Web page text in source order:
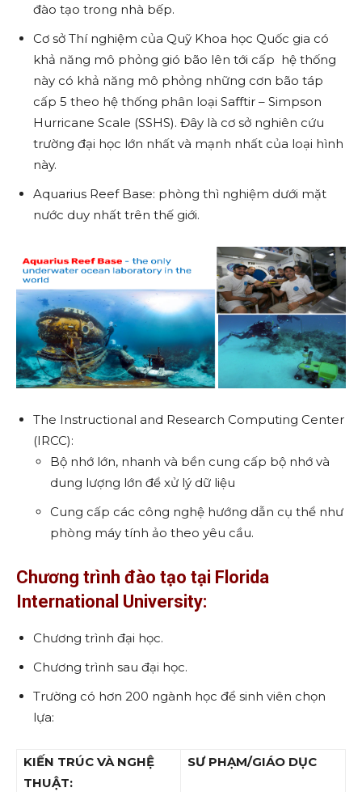
đào tạo trong nhà bếp.
Cơ sở Thí nghiệm của Quỹ Khoa học Quốc gia có
khả năng mô phỏng gió bão lên tới cấp hệ thống
này có khả năng mô phỏng những cơn bão táp
cấp 5 theo hệ thống phân loại Safftir – Simpson
Hurricane Scale (SSHS). Đây là cơ sở nghiên cứu
trường đại học lớn nhất và mạnh nhất của loại hình
này.
Aquarius Reef Base: phòng thì nghiệm dưới mặt
nước duy nhất trên thế giới.
The Instructional and Research Computing Center
(IRCC):
Bộ nhớ lớn, nhanh và bền cung cấp bộ nhớ và
dung lượng lớn để xử lý dữ liệu
Cung cấp các công nghệ hướng dẫn cụ thể như
phòng máy tính ảo theo yêu cầu.
Chương trình đào tạo tại Florida
International University:
Chương trình đại học.
Chương trình sau đại học.
Trường có hơn 200 ngành học để sinh viên chọn
lựa:
KIẾN TRÚC VÀ NGHỆ
THUẬT:
SƯ PHẠM/GIÁO DỤC